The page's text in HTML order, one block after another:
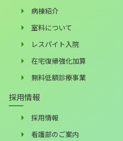
病棟紹介
室料について
レスパイト入院
在宅復帰強化加算
無料低額診療事業
採用情報
採用情報
看護部のご案内